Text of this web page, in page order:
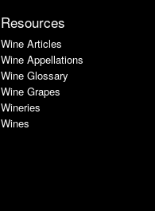
Resources
Wine Articles
Wine Appellations
Wine Glossary
Wine Grapes
Wineries
Wines